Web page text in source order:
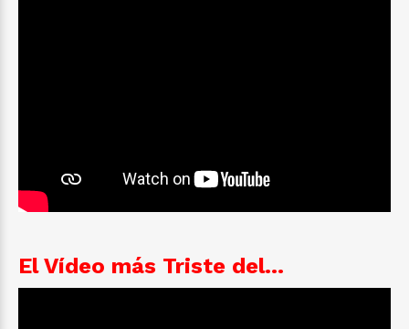
El Vídeo más Triste del...